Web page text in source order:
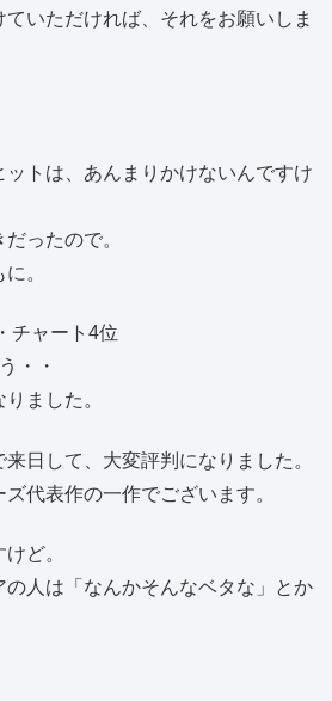
いただければ、それをお願いしま
トは、あんまりかけないんですけ
ったので。
。
チャート4位
・・
ました。
日して、大変評判になりました。
代表作の一作でございます。
ど。
の人は「なんかそんなベタな」とか